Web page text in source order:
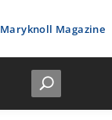
Maryknoll Magazine